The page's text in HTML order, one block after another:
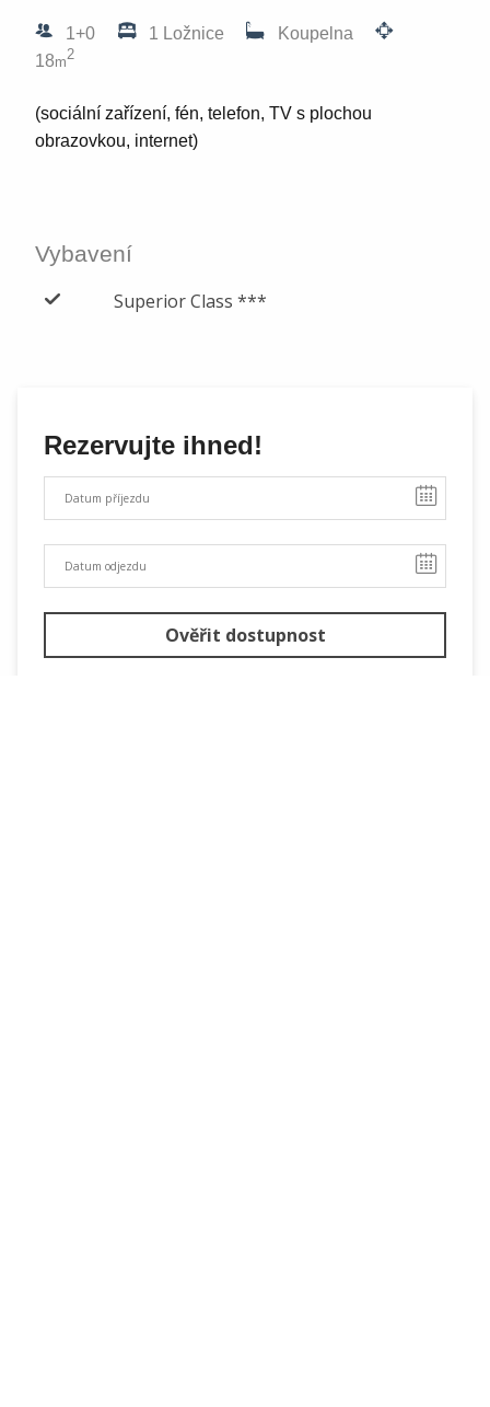
1+0 1 Ložnice
Koupelna
18m2
(sociální zařízení, fén, telefon, TV s plochou
obrazovkou, internet)
Vybavení
Superior Class ***
Rezervujte ihned!
Ověřit dostupnost